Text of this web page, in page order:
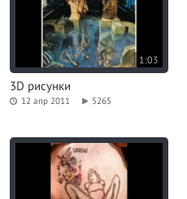
1:03
3D рисунки
12 апр 2011 5265